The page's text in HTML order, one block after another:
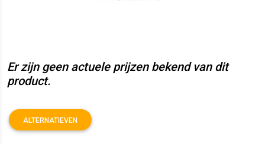
Er zijn geen actuele prijzen bekend van dit
product.
ALTERNATIEVEN